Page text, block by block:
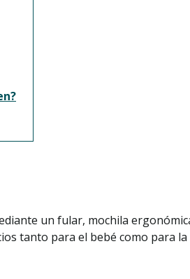
un fular, mochila
tanto para el bebé como para la